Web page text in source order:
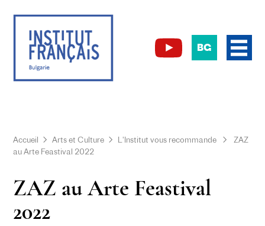
BG
Accueil Arts et Culture L'Institut vous recommande
ZAZ
au Arte Feastival 2022
ZAZ au Arte Feastival
2022